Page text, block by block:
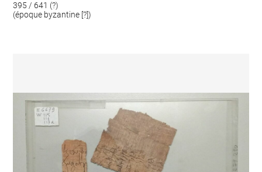
395 / 641 (?)
(époque byzantine [?])